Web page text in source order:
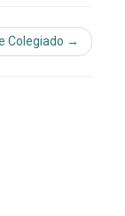
Colegiado →